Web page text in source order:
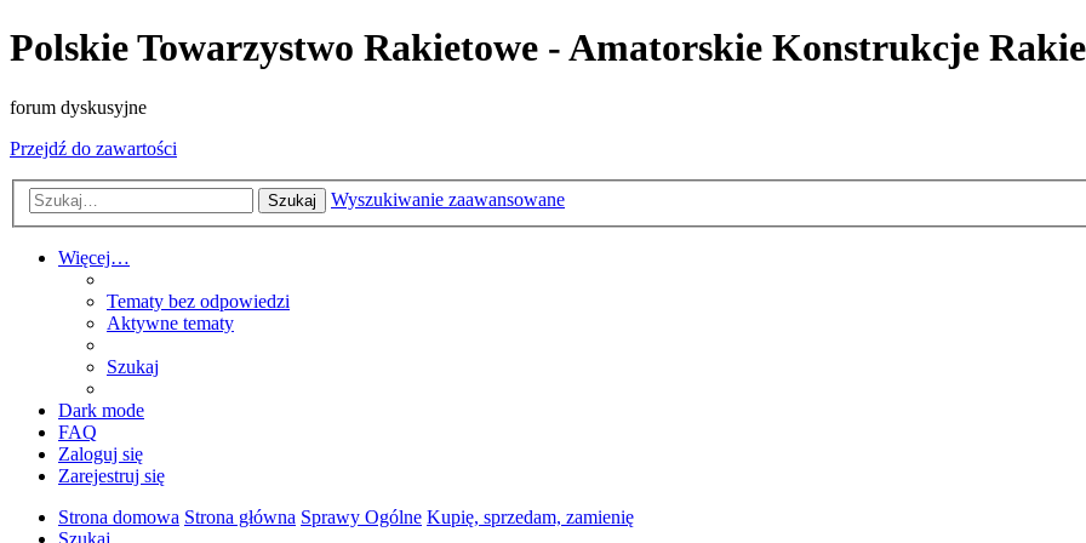
Polskie Towarzystwo Rakietowe - Amatorskie Konstrukcje
forum dyskusyjne
Przejdź do zawartości
Szukaj Wyszukiwanie zaawansowane
Więcej…
Tematy bez odpowiedzi
Aktywne tematy
Szukaj
Dark mode
FAQ
Zaloguj się
Zarejestruj się
Strona domowa Strona główna Sprawy Ogólne Kupię, sprzedam, zamienię